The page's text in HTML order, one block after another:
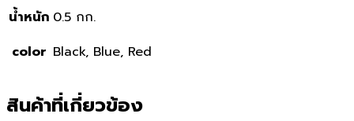
น้ำหนัก 0.5 กก.
color Black, Blue, Red
สินค้าที่เกี่ยวข้อง